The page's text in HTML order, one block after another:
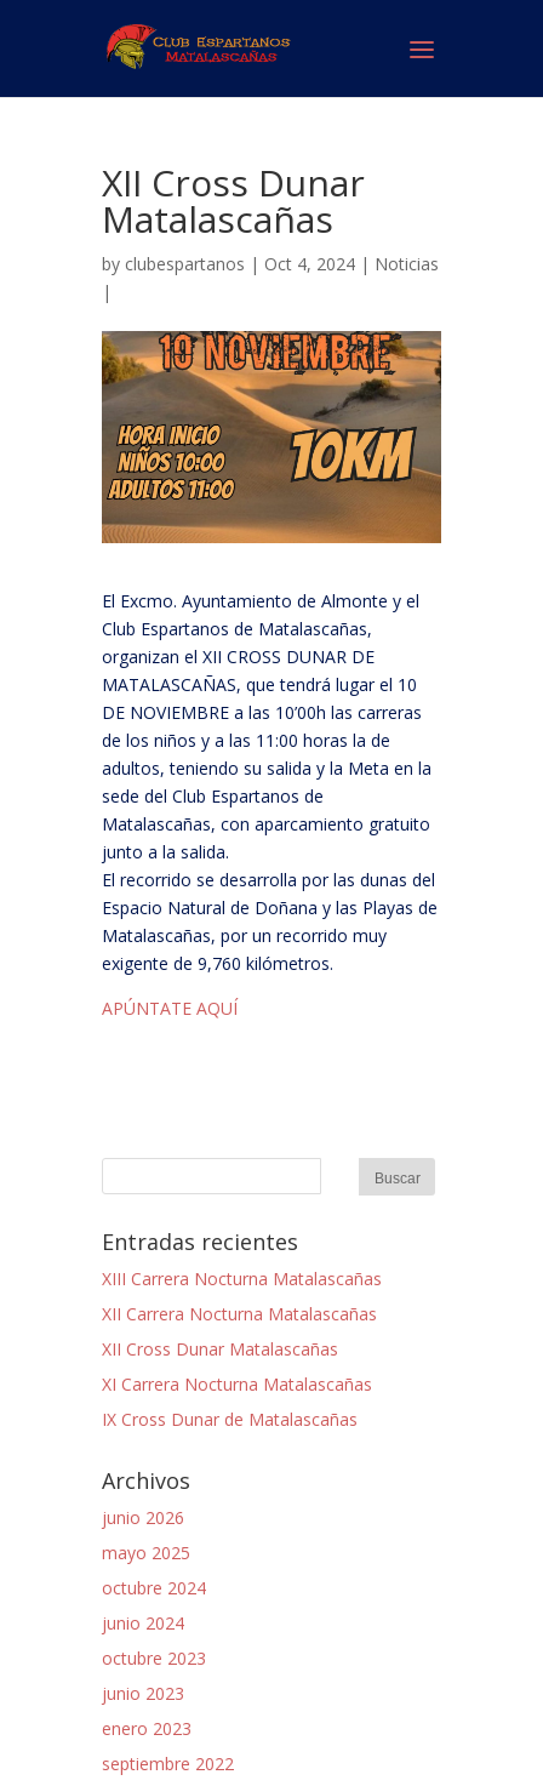
XII Cross Dunar
Matalascañas
by clubespartanos | Oct 4, 2024 | Noticias
|
El Excmo. Ayuntamiento de Almonte y el
Club Espartanos de Matalascañas,
organizan el XII CROSS DUNAR DE
MATALASCAÑAS, que tendrá lugar el 10
DE NOVIEMBRE a las 10’00h las carreras
de los niños y a las 11:00 horas la de
adultos, teniendo su salida y la Meta en la
sede del Club Espartanos de
Matalascañas, con aparcamiento gratuito
junto a la salida.
El recorrido se desarrolla por las dunas del
Espacio Natural de Doñana y las Playas de
Matalascañas, por un recorrido muy
exigente de 9,760 kilómetros.
APÚNTATE AQUÍ
Entradas recientes
XIII Carrera Nocturna Matalascañas
XII Carrera Nocturna Matalascañas
XII Cross Dunar Matalascañas
XI Carrera Nocturna Matalascañas
IX Cross Dunar de Matalascañas
Archivos
junio 2026
mayo 2025
octubre 2024
junio 2024
octubre 2023
junio 2023
enero 2023
septiembre 2022